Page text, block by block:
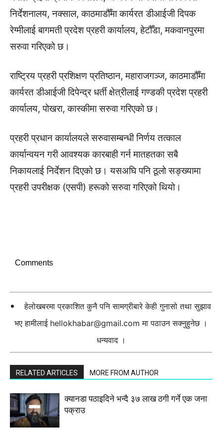
निर्देशनालय, नक्साल, काठमाडौँमा कार्यरत डीआईजी दिपक
रेग्मीलाई बागमती प्रदेश प्रहरी कार्यालय, हेटौँडा, मकवानपुरमा
सरुवा गरिएको छ।
राष्ट्रिय प्रहरी प्रशिक्षण प्रतिष्ठान, महाराजगञ्ज, काठमाडौँमा
कार्यरत डीआईजी दिपेन्द्र धर्ती क्षेत्रीलाई गण्डकी प्रदेश प्रहरी
कार्यालय, पोखरा, कास्कीमा सरुवा गरिएको छ।
प्रहरी प्रधान कार्यालयले सरुवासम्बन्धी निर्णय तत्काल
कार्यान्वयन गरी आवश्यक कारबाही गर्न मातहतका सबै
निकायलाई निर्देशन दिएको छ। यसअघि पनि ठूलो सङ्ख्यामा
प्रहरी उपरीक्षक (एसपी) हरूको सरुवा गरिएको थियो।
Comments
हेलोखबरमा प्रकाशित कुनै पनि सामग्रीबारे केही गुनासो तथा सुझाव
भए हामीलाई hellokhabar@gmail.com मा पठाउन सक्नुहुनेछ ।
धन्यवाद ।
RELATED ARTICLES MORE FROM AUTHOR
क्यानडा पठाइदिने भन्दै ३७ लाख ठगी गर्ने एक जना
पक्राउ